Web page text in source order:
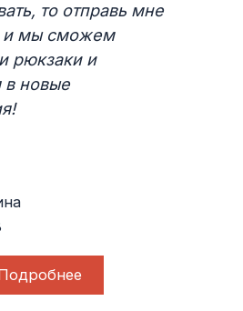
то отправь мне
и мы сможем
рюкзаки и
в новые